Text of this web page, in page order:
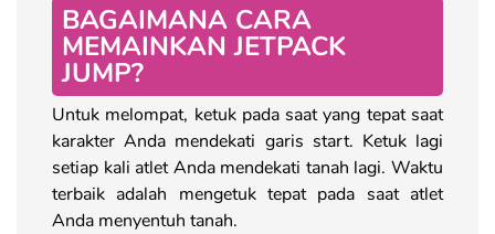
BAGAIMANA CARA
MEMAINKAN JETPACK
JUMP?
Untuk melompat, ketuk pada saat yang tepat saat
karakter Anda mendekati garis start. Ketuk lagi
setiap kali atlet Anda mendekati tanah lagi. Waktu
terbaik adalah mengetuk tepat pada saat atlet
Anda menyentuh tanah.